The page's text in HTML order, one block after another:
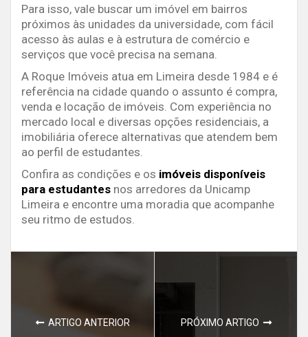
Para isso, vale buscar um imóvel em bairros
próximos às unidades da universidade, com fácil
acesso às aulas e à estrutura de comércio e
serviços que você precisa na semana.
A Roque Imóveis atua em Limeira desde 1984 e é
referência na cidade quando o assunto é compra,
venda e locação de imóveis. Com experiência no
mercado local e diversas opções residenciais, a
imobiliária oferece alternativas que atendem bem
ao perfil de estudantes.
Confira as condições e os imóveis disponíveis
para estudantes nos arredores da Unicamp
Limeira e encontre uma moradia que acompanhe
seu ritmo de estudos.
ARTIGO ANTERIOR PRÓXIMO ARTIGO